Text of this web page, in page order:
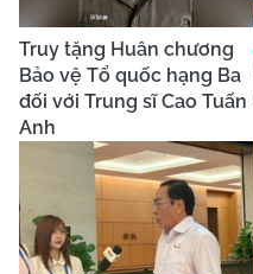
Truy tặng Huân chương
Bảo vệ Tổ quốc hạng Ba
đối với Trung sĩ Cao Tuấn
Anh